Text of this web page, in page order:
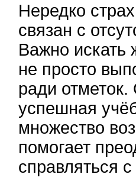
Нередко
связан с
Важно искать
не просто
ради отметок.
успешная
множество
помогает
справляться